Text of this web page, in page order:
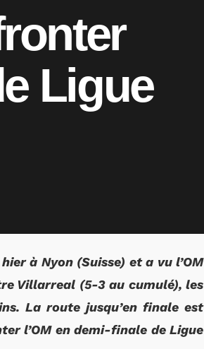
Ligue
à Nyon (Suisse) et a vu l’OM
Villarreal (5-3 au cumulé), les
La route jusqu’en finale est
l’OM en demi-finale de Ligue